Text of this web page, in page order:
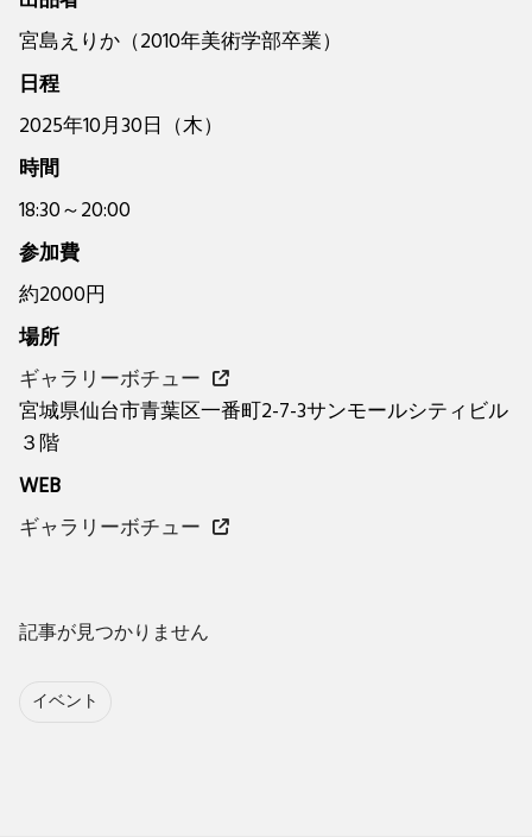
宮島えりか（2010年美術学部卒業）
日程
2025年10月30日（木）
時間
18:30～20:00
参加費
約2000円
場所
ギャラリーボチュー
宮城県仙台市青葉区一番町2-7-3サンモールシティビル
３階
WEB
ギャラリーボチュー
記事が見つかりません
イベント